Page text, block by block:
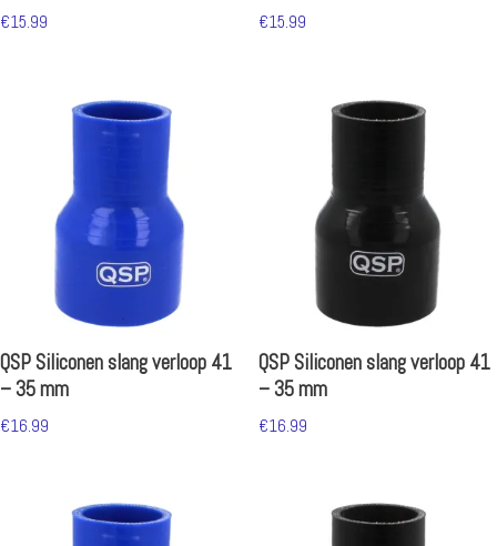
€15.99 €15.99
QSP Siliconen slang verloop 41
– 35 mm
€16.99
QSP Siliconen slang verloop 41
– 35 mm
€16.99